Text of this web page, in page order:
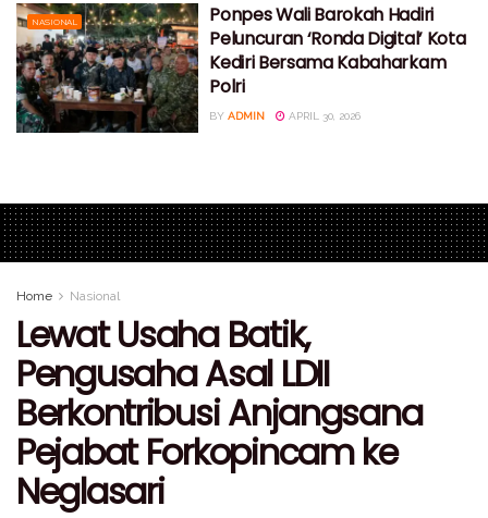
NASIONAL
Ponpes Wali Barokah Hadiri
Peluncuran ‘Ronda Digital’ Kota
Kediri Bersama Kabaharkam
Polri
BY ADMIN APRIL 30, 2026
Home Nasional
Lewat Usaha Batik,
Pengusaha Asal LDII
Berkontribusi Anjangsana
Pejabat Forkopincam ke
Neglasari